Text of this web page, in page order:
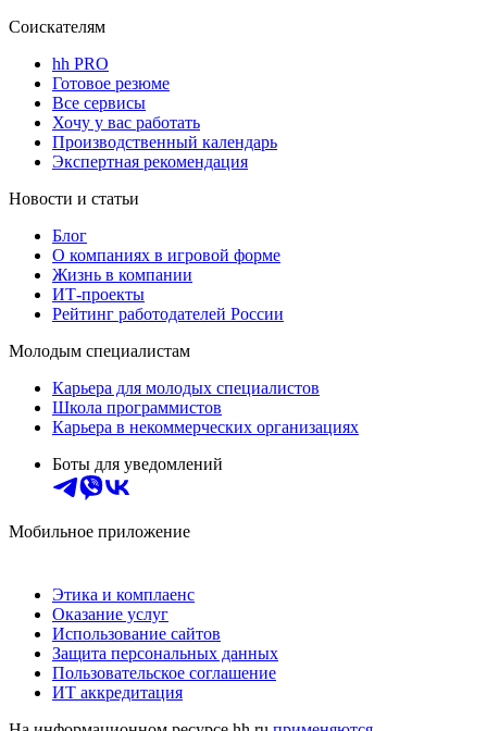
Соискателям
hh PRO
Готовое резюме
Все сервисы
Хочу у вас работать
Производственный календарь
Экспертная рекомендация
Новости и статьи
Блог
О компаниях в игровой форме
Жизнь в компании
ИТ-проекты
Рейтинг работодателей России
Молодым специалистам
Карьера для молодых специалистов
Школа программистов
Карьера в некоммерческих организациях
Боты для уведомлений
Мобильное приложение
Этика и комплаенс
Оказание услуг
Использование сайтов
Защита персональных данных
Пользовательское соглашение
ИТ аккредитация